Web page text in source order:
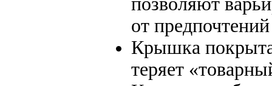
от
Крышка
теряет